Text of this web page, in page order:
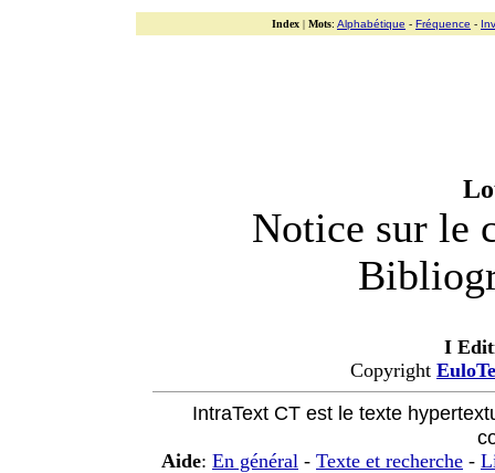
Index | Mots: Alphabétique - Fréquence -
Notice sur le
I
Copyright
IntraText CT est le texte
Aide: En général - Texte et recherche -